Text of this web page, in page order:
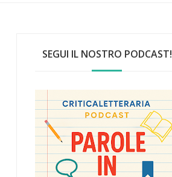
SEGUI IL NOSTRO PODCAST!